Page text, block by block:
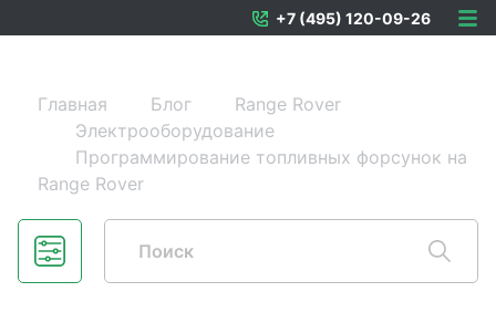
+7 (495) 120-09-26
Главная Блог
Range Rover
Электрооборудование
Программирование топливных форсунок на
Range Rover